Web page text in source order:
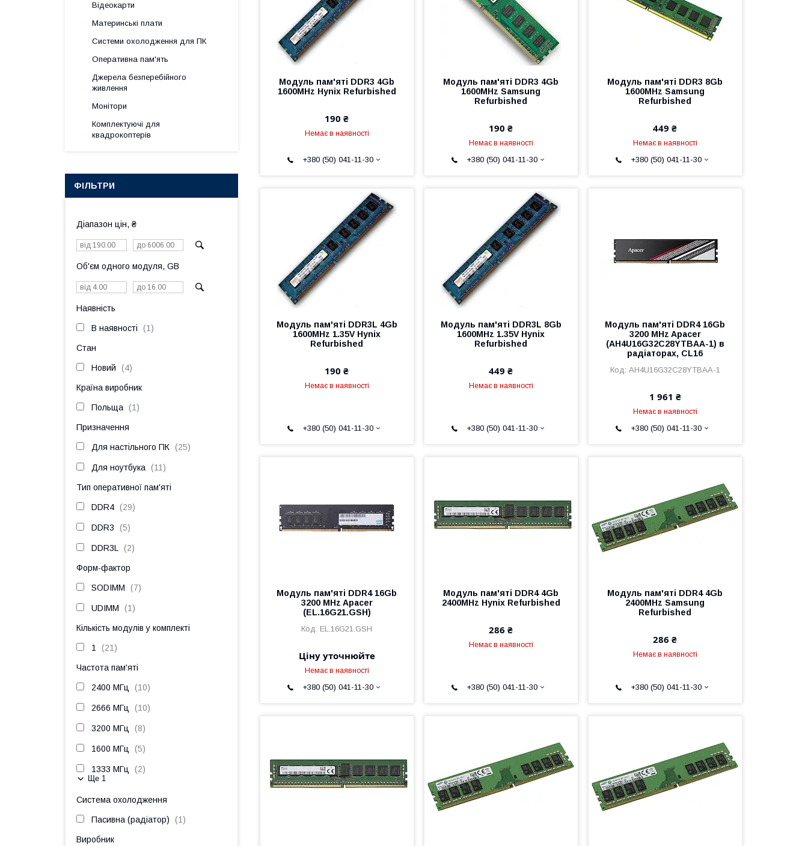
Модуль пам'яті DDR3 4Gb
1600MHz Hynix Refurbished
190 ₴
Немає в наявності
+380 (50) 041-11-30
Модуль пам'яті DDR3 4Gb
1600MHz Samsung
Refurbished
190 ₴
Немає в наявності
+380 (50) 041-11-30
Модуль пам'яті DDR3 8Gb
1600MHz Samsung
Refurbished
449 ₴
Немає в наявності
+380 (50) 041-11-30
Модуль пам'яті DDR3L 4Gb
1600MHz 1.35V Hynix
Refurbished
190 ₴
Немає в наявності
+380 (50) 041-11-30
Модуль пам'яті DDR3L 8Gb
1600MHz 1.35V Hynix
Refurbished
449 ₴
Немає в наявності
+380 (50) 041-11-30
Модуль пам'яті DDR4 16Gb
3200 MHz Apacer
(AH4U16G32C28YTBAA-1) в
радіаторах, CL16
AH4U16G32C28YTBAA-1
1 961 ₴
Немає в наявності
+380 (50) 041-11-30
Модуль пам'яті DDR4 16Gb
3200 MHz Apacer
(EL.16G21.GSH)
EL.16G21.GSH
Ціну уточнюйте
Немає в наявності
+380 (50) 041-11-30
Модуль пам'яті DDR4 4Gb
2400MHz Hynix Refurbished
286 ₴
Немає в наявності
+380 (50) 041-11-30
Модуль пам'яті DDR4 4Gb
2400MHz Samsung
Refurbished
286 ₴
Немає в наявності
+380 (50) 041-11-30
Відеокарти
Материнські плати
Системи охолодження для ПК
Оперативна пам'ять
Джерела безперебійного
живлення
Монітори
Комплектуючі для
квадрокоптерів
ФІЛЬТРИ
Діапазон цін, ₴
Об'єм одного модуля, GB
Наявність
В наявності 1
Стан
Новий 4
Країна виробник
Польща 1
Призначення
Для настільного ПК 25
Для ноутбука 11
Тип оперативної пам'яті
DDR4 29
DDR3 5
DDR3L 2
Форм-фактор
SODIMM 7
UDIMM 1
Кількість модулів у комплекті
1 21
Частота пам'яті
2400 МГц 10
2666 МГц 10
3200 МГц 8
1600 МГц 5
1333 МГц 2
Ще 1
Система охолодження
Пасивна (радіатор) 1
Виробник